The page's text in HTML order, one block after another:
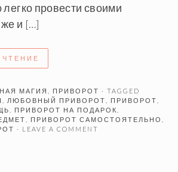
провести своими
и […]
МАГИЯ ПРИВОРОТ · TAGGED
ЛЮБОВНЫЙ ПРИВОРОТ ПРИВОРОТ
ПРИВОРОТ НА ПОДАРОК
ПРИВОРОТ САМОСТОЯТЕЛЬНО
· LEAVE A COMMENT